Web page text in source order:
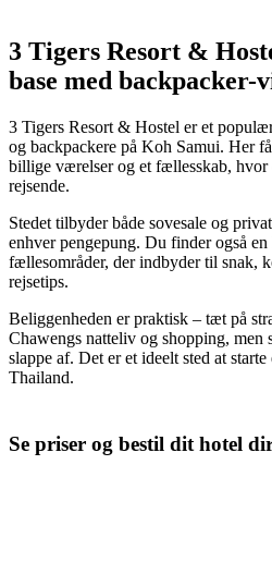
3 Tigers Resort &
base med backpacker-
3 Tigers Resort & Hostel er et
og backpackere på Koh Samui. Her
billige værelser og et fællesskab, hvor
rejsende.
Stedet tilbyder både sovesale og
enhver pengepung. Du finder også
fællesområder, der indbyder til snak,
rejsetips.
Beliggenheden er praktisk – tæt på
Chawengs natteliv og shopping,
slappe af. Det er et ideelt sted at
Thailand.
Se priser og bestil dit hotel